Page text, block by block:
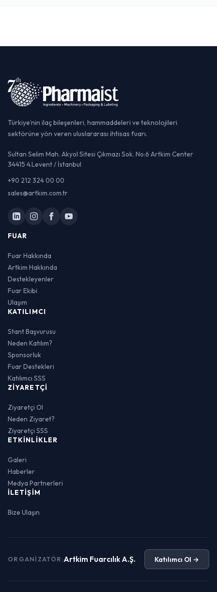
Türkiye’nin ilaç bileşenleri, hammaddeleri ve teknolojileri
sektörüne yön veren uluslararası ihtisas fuarı.
Sultan Selim Mah. Akyol Sitesi Çıkmazı Sok. No:6 Artkim Center
34415 4.Levent / İstanbul
+90 212 324 00 00
sales@artkim.com.tr
FUAR
Fuar Hakkında
Artkim Hakkında
Destekleyenler
Fuar Ekibi
Ulaşım
KATILIMCI
Stant Başvurusu
Neden Katılım?
Sponsorluk
Fuar Destekleri
Katılımcı SSS
ZIYARETÇI
Ziyaretçi Ol
Neden Ziyaret?
Ziyaretçi SSS
ETKINLIKLER
Galeri
Haberler
Medya Partnerleri
İLETIŞIM
Bize Ulaşın
ORGANIZATÖR:Artkim Fuarcılık A.Ş. Katılımcı Ol →